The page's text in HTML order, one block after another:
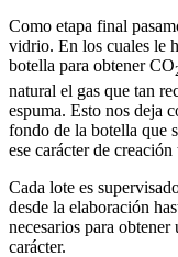
Como etapa final
vidrio. En los cuales le
botella para obtener CO
natural el gas que tan
espuma. Esto nos deja
fondo de la botella que
ese carácter de
Cada lote es
desde la elaboración
necesarios para
carácter.